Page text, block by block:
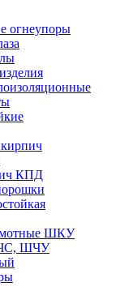
огнеупоры
КПД
ШКУ
ШЧУ